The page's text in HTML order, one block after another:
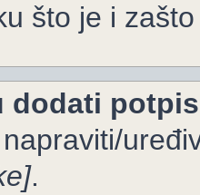
što je i
dodati
.